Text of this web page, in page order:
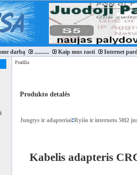
darbą .......... Kaip mus rasti
Internet
Pradžia
Produkto detalės
Jungtys ir adapteriai:Ryšio ir interneto 50Ω
Kabelis adapteris